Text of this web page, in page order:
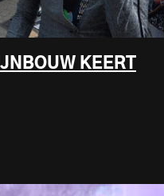
KEERT